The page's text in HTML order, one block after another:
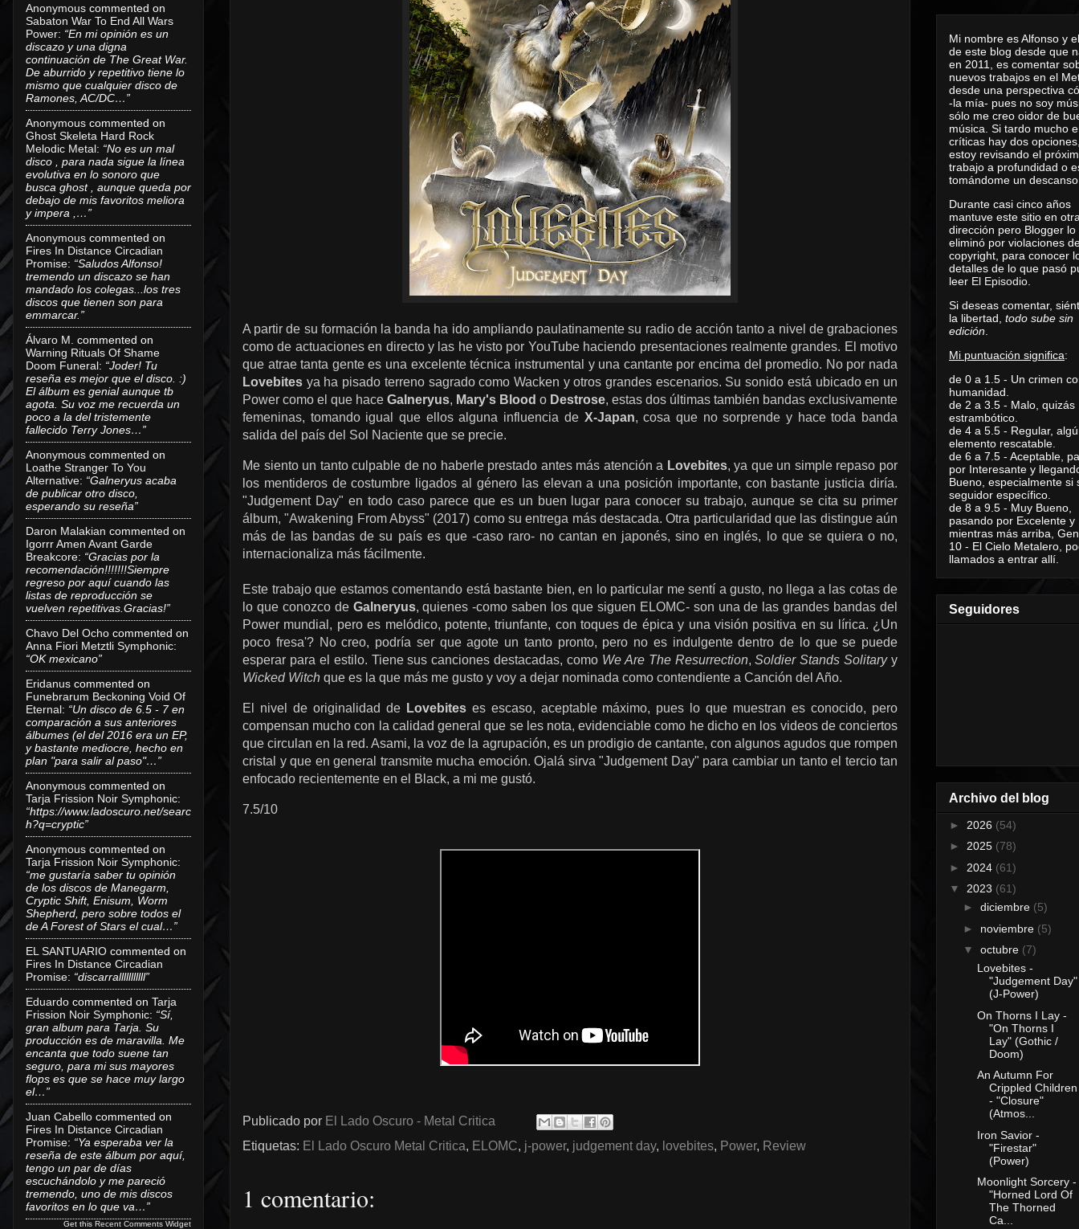
A partir de su formación la banda ha ido ampliando paulatinamente su radio de acción tanto a nivel de grabaciones
como de actuaciones en directo y las he visto por YouTube haciendo presentaciones realmente grandes. El motivo
que atrae tanta gente es una excelente técnica instrumental y una cantante por encima del promedio. No por nada
Lovebites ya ha pisado terreno sagrado como Wacken y otros grandes escenarios. Su sonido está ubicado en un
Power como el que hace Galneryus, Mary's Blood o Destrose, estas dos últimas también bandas exclusivamente
femeninas, tomando igual que ellos alguna influencia de X-Japan, cosa que no sorprende y hace toda banda
salida del país del Sol Naciente que se precie.
Me siento un tanto culpable de no haberle prestado antes más atención a Lovebites, ya que un simple repaso por
los mentideros de costumbre ligados al género las elevan a una posición importante, con bastante justicia diría.
"Judgement Day" en todo caso parece que es un buen lugar para conocer su trabajo, aunque se cita su primer
álbum, "Awakening From Abyss" (2017) como su entrega más destacada. Otra particularidad que las distingue aún
más de las bandas de su país es que -caso raro- no cantan en japonés, sino en inglés, lo que se quiera o no,
internacionaliza más fácilmente.
Este trabajo que estamos comentando está bastante bien, en lo particular me sentí a gusto, no llega a las cotas de
lo que conozco de Galneryus, quienes -como saben los que siguen ELOMC- son una de las grandes bandas del
Power mundial, pero es melódico, potente, triunfante, con toques de épica y una visión positiva en su lírica. ¿Un
poco fresa'? No creo, podría ser que agote un tanto pronto, pero no es indulgente dentro de lo que se puede
esperar para el estilo. Tiene sus canciones destacadas, como We Are The Resurrection,Soldier Stands Solitaryy
Wicked Witch que es la que más me gusto y voy a dejar nominada como contendiente a Canción del Año.
El nivel de originalidad de Lovebiteses escaso, aceptable máximo, pues lo que muestran es conocido, pero
compensan mucho con la calidad general que se les nota, evidenciable como he dicho en los videos de conciertos
que circulan en la red. Asami, la voz de la agrupación, es un prodigio de cantante, con algunos agudos que rompen
cristal y que en general transmite mucha emoción. Ojalá sirva "Judgement Day" para cambiar un tanto el tercio tan
enfocado recientemente en el Black, a mi me gustó.
7.5/10
Publicado por El Lado Oscuro - Metal Critica
Etiquetas: El Lado Oscuro Metal Critica, ELOMC, j-power, judgement day, lovebites, Power, Review
1 comentario:
Anonymous commented on
Sabaton War To End All Wars
Power: “En mi opinión es un
discazo y una digna
continuación de The Great War.
De aburrido y repetitivo tiene lo
mismo que cualquier disco de
Ramones, AC/DC…”
Anonymous commented on
Ghost Skeleta Hard Rock
Melodic Metal: “No es un mal
disco , para nada sigue la línea
evolutiva en lo sonoro que
busca ghost , aunque queda por
debajo de mis favoritos meliora
y impera ,…”
Anonymous commented on
Fires In Distance Circadian
Promise: “Saludos Alfonso!
tremendo un discazo se han
mandado los colegas...los tres
discos que tienen son para
emmarcar.”
Álvaro M. commented on
Warning Rituals Of Shame
Doom Funeral: “Joder! Tu
reseña es mejor que el disco. :)
El álbum es genial aunque tb
agota. Su voz me recuerda un
poco a la del tristemente
fallecido Terry Jones…”
Anonymous commented on
Loathe Stranger To You
Alternative: “Galneryus acaba
de publicar otro disco,
esperando su reseña”
Daron Malakian commented on
Igorrr Amen Avant Garde
Breakcore: “Gracias por la
recomendación!!!!!!!Siempre
regreso por aquí cuando las
listas de reproducción se
vuelven repetitivas.Gracias!”
Chavo Del Ocho commented on
Anna Fiori Metztli Symphonic:
“OK mexicano”
Eridanus commented on
Funebrarum Beckoning Void Of
Eternal: “Un disco de 6.5 - 7 en
comparación a sus anteriores
álbumes (el del 2016 era un EP,
y bastante mediocre, hecho en
plan "para salir al paso"…”
Anonymous commented on
Tarja Frission Noir Symphonic:
“https://www.ladoscuro.net/searc
h?q=cryptic”
Anonymous commented on
Tarja Frission Noir Symphonic:
“me gustaría saber tu opinión
de los discos de Manegarm,
Cryptic Shift, Enisum, Worm
Shepherd, pero sobre todos el
de A Forest of Stars el cual…”
EL SANTUARIO commented on
Fires In Distance Circadian
Promise: “discarralllllllllll”
Eduardo commented on Tarja
Frission Noir Symphonic: “Sí,
gran album para Tarja. Su
producción es de maravilla. Me
encanta que todo suene tan
seguro, para mi sus mayores
flops es que se hace muy largo
el…”
Juan Cabello commented on
Fires In Distance Circadian
Promise: “Ya esperaba ver la
reseña de este álbum por aquí,
tengo un par de días
escuchándolo y me pareció
tremendo, uno de mis discos
favoritos en lo que va…”
Get this Recent Comments Widget
Mi nombre es Alfonso y
de este blog desde que
en 2011, es comentar
nuevos trabajos en el
desde una perspectiva
-la mía- pues no soy
sólo me creo oidor de
música. Si tardo mucho
críticas hay dos
estoy revisando el
trabajo a profundidad o
tomándome un
Durante casi cinco años
mantuve este sitio en
dirección pero Blogger lo
eliminó por violaciones
copyright, para conocer
detalles de lo que pasó
leer El Episodio
Si deseas comentar,
la libertad, todo sube sin
edición
Mi puntuación significa:
de 0 a 1.5 - Un crimen
humanidad.
de 2 a 3.5 - Malo, quizás
estrambótico.
de 4 a 5.5 - Regular,
elemento rescatable.
de 6 a 7.5 - Aceptable,
por Interesante y
Bueno, especialmente si
seguidor específico.
de 8 a 9.5 - Muy Bueno,
pasando por Excelente y
mientras más arriba,
10 - El Cielo Metalero,
llamados a entrar allí.
Seguidores
Archivo del blog
► 2026 (54)
► 2025 (78)
► 2024 (61)
▼ 2023 (61)
► diciembre (5)
► noviembre (5)
▼ octubre (7)
Lovebites -
"Judgement Day"
(J-Power)
On Thorns I Lay -
"On Thorns I
Lay" (Gothic /
Doom)
An Autumn For
Crippled Children
- "Closure"
(Atmos...
Iron Savior -
"Firestar"
(Power)
Moonlight Sorcery -
"Horned Lord Of
The Thorned
Ca...